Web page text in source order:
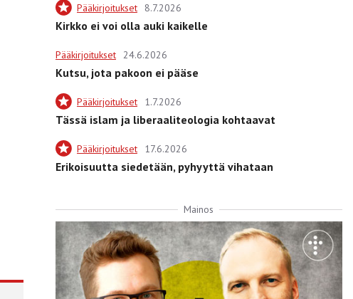
Pääkirjoitukset 8.7.2026
Kirkko ei voi olla auki kaikelle
Pääkirjoitukset 24.6.2026
Kutsu, jota pakoon ei pääse
Pääkirjoitukset 1.7.2026
Tässä islam ja liberaaliteologia kohtaavat
Pääkirjoitukset 17.6.2026
Erikoisuutta siedetään, pyhyyttä vihataan
Mainos